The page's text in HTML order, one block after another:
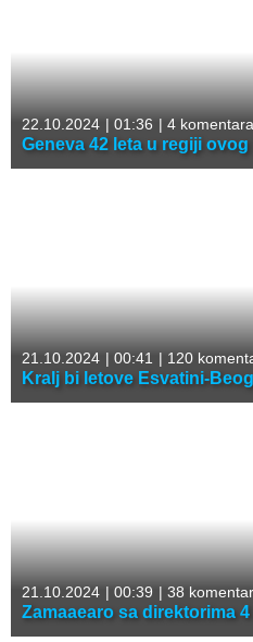
22.10.2024 | 01:36 | 4 komentara
Geneva 42 leta u regiji ovog
21.10.2024 | 00:41 | 120
Kralj bi letove Esvatini-
21.10.2024 | 00:39 | 38
Zamaaearo sa direktorima